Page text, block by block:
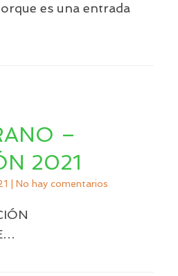
es una entrada
–
2021
No hay comentarios